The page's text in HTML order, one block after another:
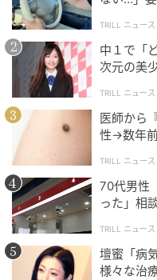
TRILL ニュース
中１で「
次元の美
TRILL ニュース
医師から
性→数年
TRILL ニュース
70代男性
った」相
TRILL ニュース
壇蜜「病
様々な治